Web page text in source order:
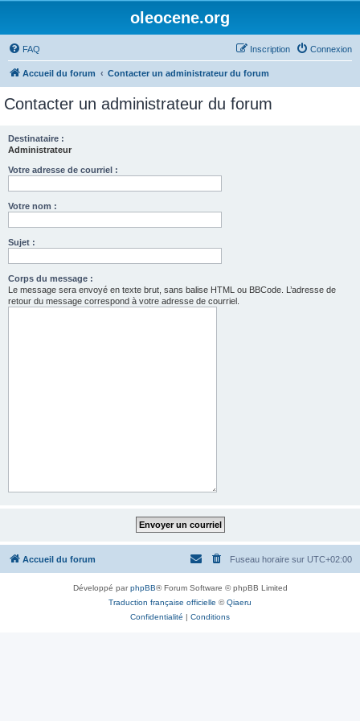
oleocene.org
FAQ Connexion
Inscription
Accueil du forum Contacter un administrateur du forum
Contacter un administrateur du forum
Destinataire :
Administrateur
Votre adresse de courriel :
Votre nom :
Sujet :
Corps du message :
Le message sera envoyé en texte brut, sans balise HTML ou BBCode. L’adresse de
retour du message correspond à votre adresse de courriel.
Accueil du forum Fuseau horaire sur UTC+02:00
Développé parphpBB® Forum Software © phpBB Limited
Traduction française officielle ©Qiaeru
Confidentialité | Conditions